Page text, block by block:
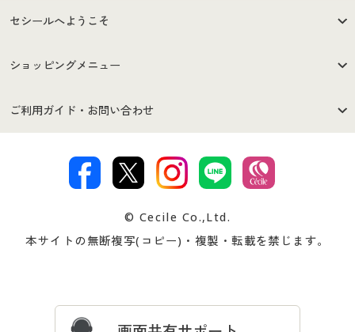
セシールへようこそ
はじめての方へ
セシールご利用規約
著作権・商標について 会社案内
ショッピングメニュー
商品カテゴリ
プレゼント＆キャンペーン サイトマップ
ご利用ガイド・お問い合わせ
交換・返品は お支払は
ついて
忘れの場合
© Cecile Co.,Ltd.
本サイトの無断複写(コピー)・複製・転載を禁じます。